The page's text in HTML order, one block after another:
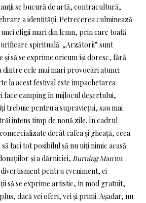
se bucură de artă, contracultură,
a identității. Petrecerea culminează
efigii mari din lemn, prin care toată
spirituală. „Arzătorii” sunt
și să se exprime oricum își doresc, fără
dintre cele mai mari provocări atunci
la acest festival este împachetarea
face camping în mijlocul deșertului,
trebuie pentru a supraviețui, sau mai
intens timp de nouă zile. În cadrul
decât cafea și gheață, ceea
faci tot posibilul să nu uiți nimic acasă.
și a dărniciei, Burning Mannu
pentru eveniment, ci
să se exprime artistic, în mod gratuit,
dacă vei oferi, vei și primi. Așadar, nu